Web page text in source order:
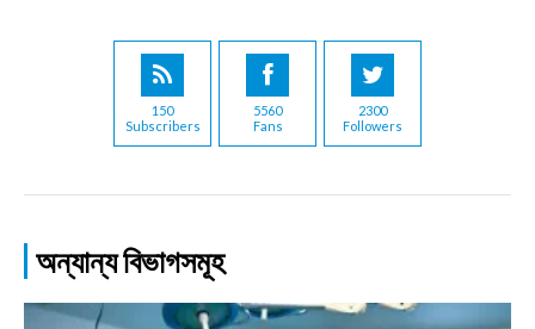
150
Subscribers
5560
Fans
2300
Followers
অন্যান্য বিভাগসমূহ